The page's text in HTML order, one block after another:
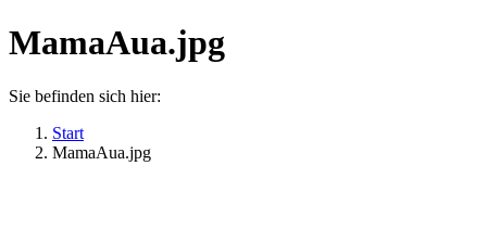
MamaAua.jpg
Sie befinden sich hier:
Start
MamaAua.jpg